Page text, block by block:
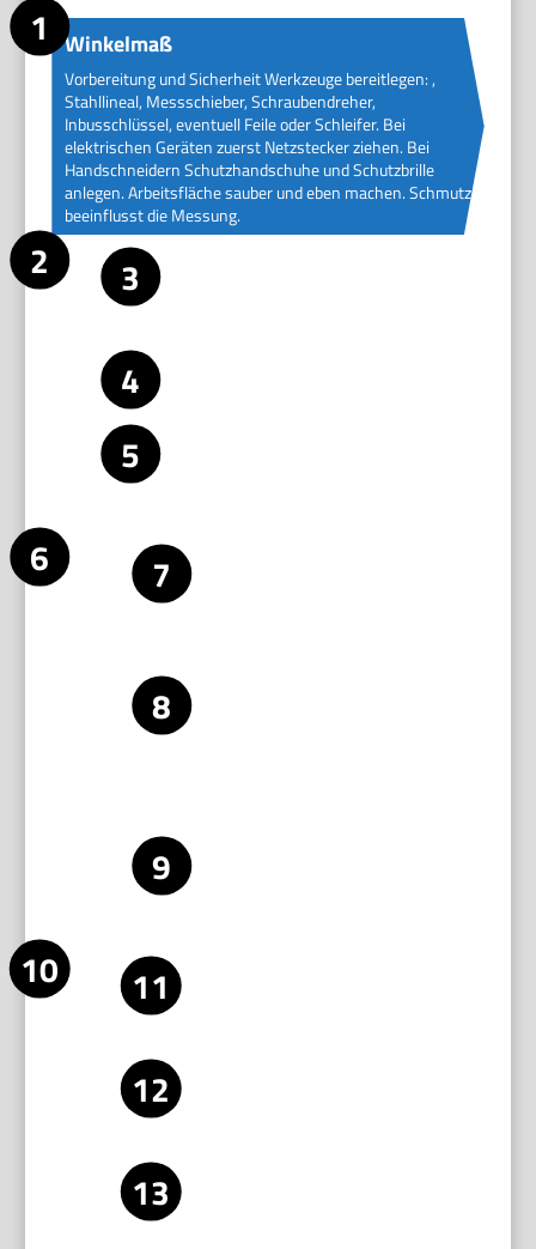
Winkelmaß
Vorbereitung und Sicherheit Werkzeuge bereitlegen: ,
Stahllineal, Messschieber, Schraubendreher,
Inbusschlüssel, eventuell Feile oder Schleifer. Bei
elektrischen Geräten zuerst Netzstecker ziehen. Bei
Handschneidern Schutzhandschuhe und Schutzbrille
anlegen. Arbeitsfläche sauber und eben machen. Schmutz
beeinflusst die Messung.
Sichtprüfung
und
Führe eine Sichtkontrolle durch. Suche nach
Korrosion, Grat oder Schmutz an
Reinige Schiene und Wagen mit einem
fusselfreien Tuch. Entferne ältere Schneidreste.
Leichte Schmierung der Führung sicherstellen.
Verwende ein dünnes Schmiermittel. Keine
Prüfung der
Führungsschiene
Lege das Stahllineal entlang der
Führungsschiene. Prüfe mit dem
Wenn Abweichungen auftreten, löse die
Befestigungsschrauben der Schiene leicht.
Tipp: Arbeite schrittweise. Kleine
Korrekturen bringen meist das beste
Justage des
Anschlags
Stelle das Anschlaglineal auf 90° zum
Schneidrad. Nutze das Winkelmaß. Prüfe an
Bei manuellen Schiebern: Schrauben lösen,
Anschlag positionieren, wieder festziehen.
Bei wiederholten Maßschnitten: Kalibriere
das Anschlagmaß mit dem Messschieber.